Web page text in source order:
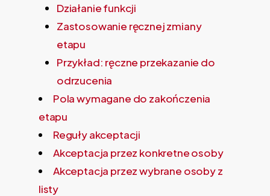
Działanie funkcji
Zastosowanie ręcznej zmiany
etapu
Przykład: ręczne przekazanie do
odrzucenia
Pola wymagane do zakończenia
etapu
Reguły akceptacji
Akceptacja przez konkretne osoby
Akceptacja przez wybrane osoby z
listy